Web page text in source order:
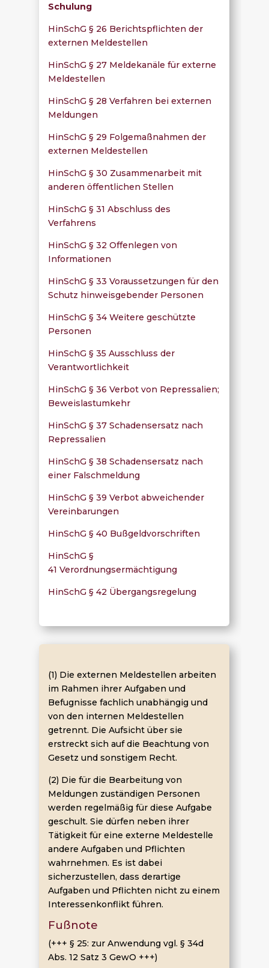
Schulung
HinSchG § 26 Berichtspflichten der
externen Meldestellen
HinSchG § 27 Meldekanäle für externe
Meldestellen
HinSchG § 28 Verfahren bei externen
Meldungen
HinSchG § 29 Folgemaßnahmen der
externen Meldestellen
HinSchG § 30 Zusammenarbeit mit
anderen öffentlichen Stellen
HinSchG § 31 Abschluss des
Verfahrens
HinSchG § 32 Offenlegen von
Informationen
HinSchG § 33 Voraussetzungen für den
Schutz hinweisgebender Personen
HinSchG § 34 Weitere geschützte
Personen
HinSchG § 35 Ausschluss der
Verantwortlichkeit
HinSchG § 36 Verbot von Repressalien;
Beweislastumkehr
HinSchG § 37 Schadensersatz nach
Repressalien
HinSchG § 38 Schadensersatz nach
einer Falschmeldung
HinSchG § 39 Verbot abweichender
Vereinbarungen
HinSchG § 40 Bußgeldvorschriften
HinSchG §
41 Verordnungsermächtigung
HinSchG § 42 Übergangsregelung
(1) Die externen Meldestellen arbeiten
im Rahmen ihrer Aufgaben und
Befugnisse fachlich unabhängig und
von den internen Meldestellen
getrennt. Die Aufsicht über sie
erstreckt sich auf die Beachtung von
Gesetz und sonstigem Recht.
(2) Die für die Bearbeitung von
Meldungen zuständigen Personen
werden regelmäßig für diese Aufgabe
geschult. Sie dürfen neben ihrer
Tätigkeit für eine externe Meldestelle
andere Aufgaben und Pflichten
wahrnehmen. Es ist dabei
sicherzustellen, dass derartige
Aufgaben und Pflichten nicht zu einem
Interessenkonflikt führen.
Fußnote
(+++ § 25: zur Anwendung vgl. § 34d
Abs. 12 Satz 3 GewO +++)